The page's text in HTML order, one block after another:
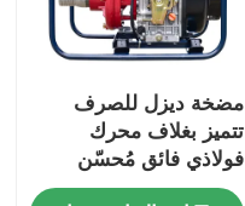
مضخة ديزل للصرف
تتميز بغلاف محرك
فولاذي فائق مُحسّن
للتشغيل المستمر